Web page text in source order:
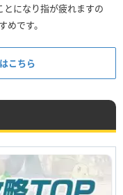
とになり指が疲れますの
です。
こちら